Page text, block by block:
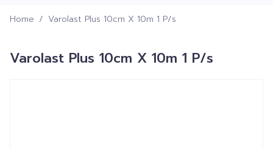
Home / Varolast Plus 10cm X 10m 1 P/s
Varolast Plus 10cm X 10m 1 P/s